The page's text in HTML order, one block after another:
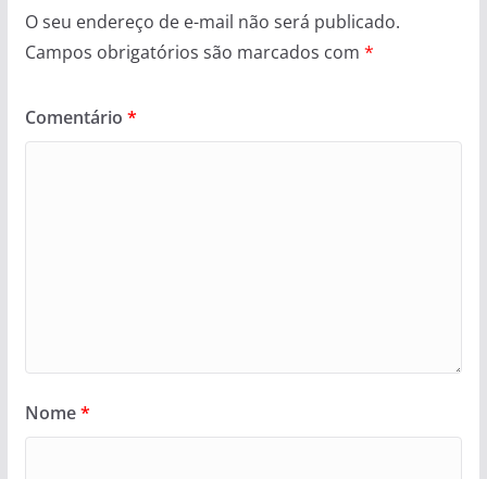
O seu endereço de e-mail não será publicado.
Campos obrigatórios são marcados com *
Comentário *
Nome*